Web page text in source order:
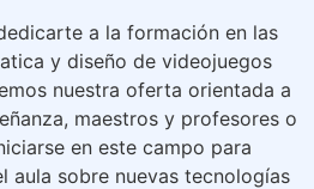
a la formación en las
y diseño de videojuegos
nuestra oferta orientada a
maestros y profesores o
en este campo para
aula sobre nuevas tecnologías